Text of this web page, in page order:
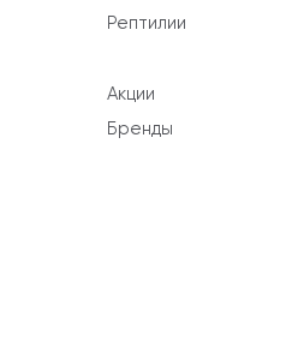
Рептилии
Акции
Бренды